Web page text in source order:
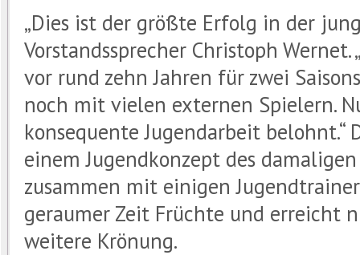
„Dies ist der größte Erfolg in der
Vorstandssprecher Christoph
vor rund zehn Jahren für zwei
noch mit vielen externen Spielern.
konsequente Jugendarbeit
einem Jugendkonzept des
zusammen mit einigen
geraumer Zeit Früchte und erreicht
weitere Krönung.